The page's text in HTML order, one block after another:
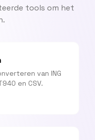
tools om het
van ING
en CSV.